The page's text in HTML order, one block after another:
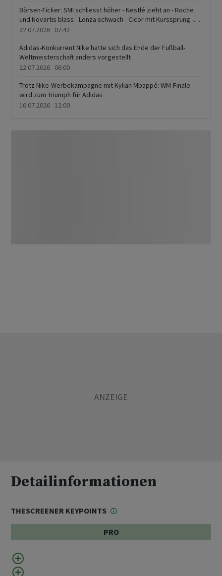
Börsen-Ticker: SMI schliesst höher - Nestlé zieht an - Roche
und Novartis blass - Lonza schwach - Cicor mit Kurssprung -
VAT im Angebot
22.07.2026 07:42
Adidas-Konkurrent Nike hatte sich das Ende der Fußball-
Weltmeisterschaft anders vorgestellt
22.07.2026 06:00
Trotz Nike-Werbekampagne mit Kylian ‌Mbappé: WM-Finale
wird zum Triumph für Adidas
16.07.2026 12:00
Detailinformationen
THESCREENER KEYPOINTS
PRO